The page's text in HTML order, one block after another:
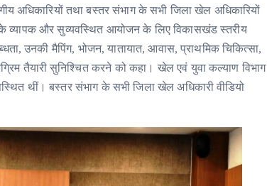
अधिकारियों तथा बस्तर संभाग के सभी जिला खेल अधिकारियों
व्यापक और सुव्यवस्थित आयोजन के लिए विकासखंड स्तरीय
उनकी मैपिंग, भोजन, यातायात, आवास, प्राथमिक चिकित्सा,
तैयारी सुनिश्चित करने को कहा। खेल एवं युवा कल्याण विभाग
थीं। बस्तर संभाग के सभी जिला खेल अधिकारी वीडियो